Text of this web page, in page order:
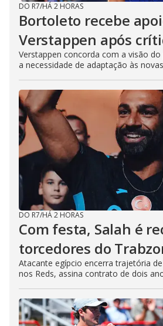
DO R7/HÁ 2 HORAS
Bortoleto recebe
Verstappen após
Verstappen concorda com a visão
a necessidade de adaptação às
DO R7/HÁ 2 HORAS
Com festa, Salah é
torcedores do
Atacante egípcio encerra trajetória
nos Reds, assina contrato de dois